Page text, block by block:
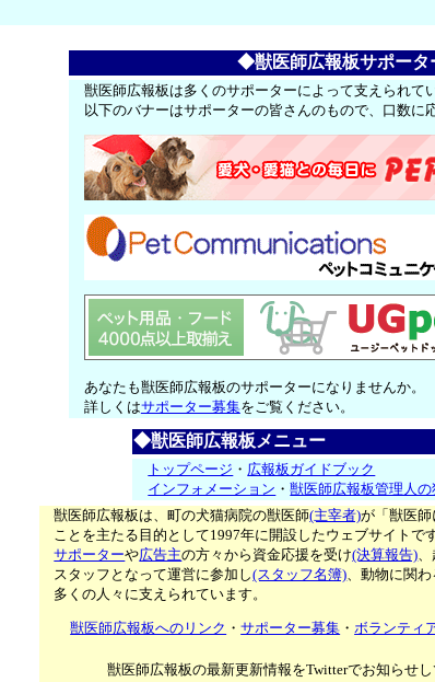
◆獣医師広報板サポー
獣医師広報板は多くのサポーターによって支えられて
以下のバナーはサポーターの皆さんのもので、口数に
あなたも獣医師広報板のサポーターになりませんか。
詳しくはサポーター募集をご覧ください。
◆獣医師広報板メニュー
トップページ ・ 広報板ガイドブック
インフォメーション ・獣医師広報板管理人
獣医師広報板は、町の犬猫病院の獣医師(主宰者)が「獣医師
ことを主たる目的として1997年に開設したウェブサイトで
サポーターや広告主の方々から資金応援を受け(決算報告)
スタッフとなって運営に参加し(スタッフ名簿)、動物に関
多くの人々に支えられています。
獣医師広報板へのリンク ・サポーター募集 ・ボランティ
獣医師広報板の最新更新情報をTwitterでお知らせし